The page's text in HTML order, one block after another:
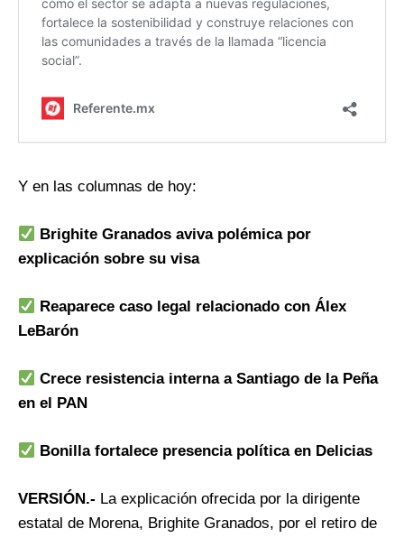
Y en las columnas de hoy:
Brighite Granados aviva polémica por
explicación sobre su visa
Reaparece caso legal relacionado con Álex
LeBarón
Crece resistencia interna a Santiago de la Peña
en el PAN
Bonilla fortalece presencia política en Delicias
VERSIÓN.- La explicación ofrecida por la dirigente
estatal de Morena, Brighite Granados, por el retiro de